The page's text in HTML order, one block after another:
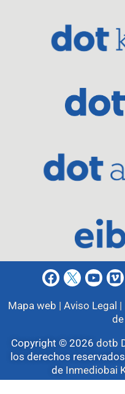
Mapa web | Aviso Legal |
Copyright © 2026 dotb
los derechos
de Inmediobai